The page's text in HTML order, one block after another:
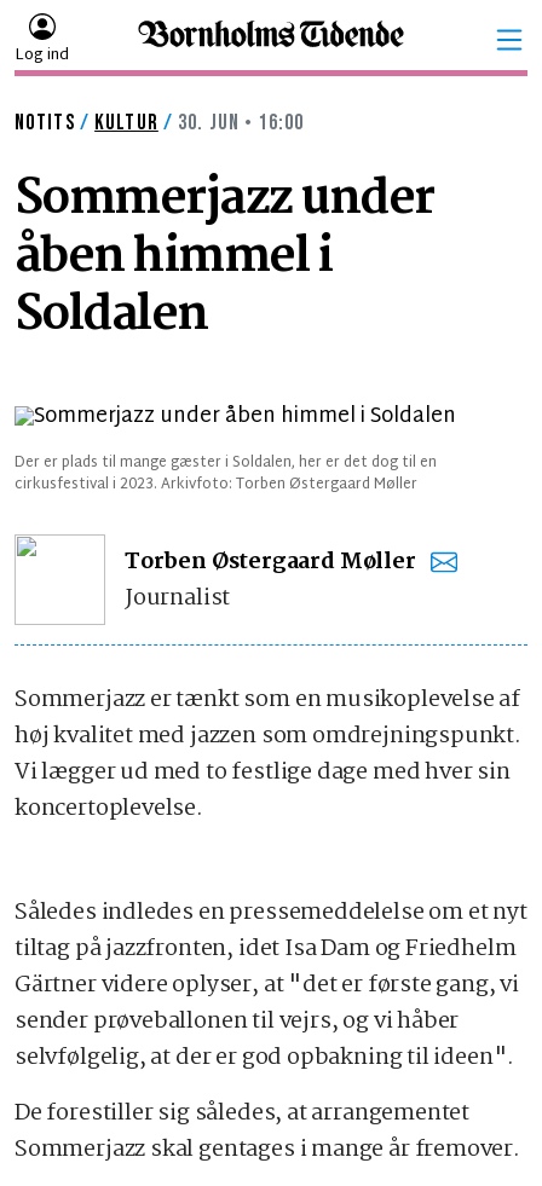
Log ind
NOTITS / KULTUR / 30. JUN • 16:00
Sommerjazz under
åben himmel i
Soldalen
Der er plads til mange gæster i Soldalen, her er det dog til en
cirkusfestival i 2023. Arkivfoto: Torben Østergaard Møller
Torben Østergaard Møller
Journalist
Sommerjazz er tænkt som en musikoplevelse af
høj kvalitet med jazzen som omdrejningspunkt.
Vi lægger ud med to festlige dage med hver sin
koncertoplevelse.
Således indledes en pressemeddelelse om et nyt
tiltag på jazzfronten, idet Isa Dam og Friedhelm
Gärtner videre oplyser, at "det er første gang, vi
sender prøveballonen til vejrs, og vi håber
selvfølgelig, at der er god opbakning til ideen".
De forestiller sig således, at arrangementet
Sommerjazz skal gentages i mange år fremover.